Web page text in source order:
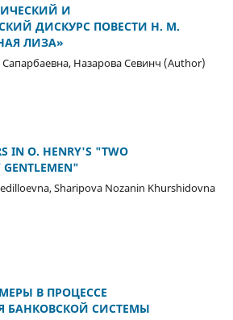
И
ДИСКУРС ПОВЕСТИ Н. М.
ЛИЗА»
Назарова Севинч (Author)
IN O. HENRY'S "TWO
Sharipova Nozanin Khurshidovna
В ПРОЦЕССЕ
БАНКОВСКОЙ СИСТЕМЫ